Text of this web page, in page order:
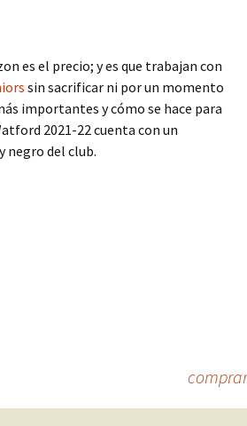
es el precio; y es que trabajan con
sin sacrificar ni por un momento
importantes y cómo se hace para
2021-22 cuenta con un
negro del club.